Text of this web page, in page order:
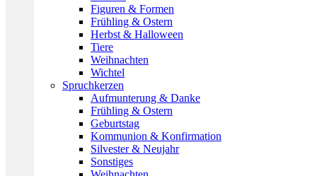
Figuren & Formen
Frühling & Ostern
Herbst & Halloween
Tiere
Weihnachten
Wichtel
Spruchkerzen
Aufmunterung & Danke
Frühling & Ostern
Geburtstag
Kommunion & Konfirmation
Silvester & Neujahr
Sonstiges